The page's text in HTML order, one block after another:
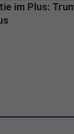
im Plus: